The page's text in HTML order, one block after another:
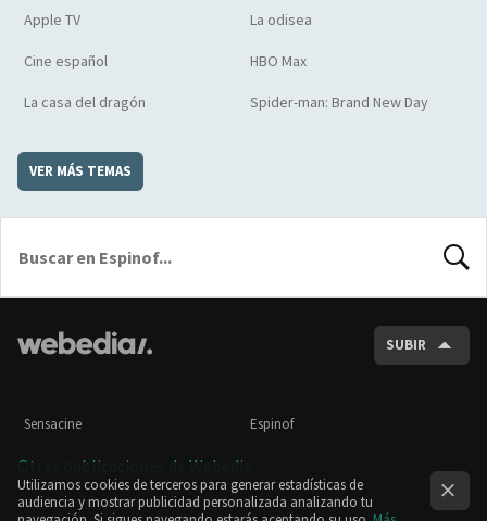
Apple TV La odisea
Cine español HBO Max
La casa del dragón Spider-man: Brand New Day
VER MÁS TEMAS
SUBIR
Sensacine Espinof
Otras publicaciones de Webedia
Utilizamos cookies de terceros para generar estadísticas de
audiencia y mostrar publicidad personalizada analizando tu